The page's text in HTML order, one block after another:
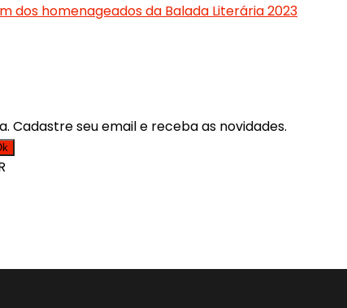
dos homenageados da Balada Literária 2023
Cadastre seu email e receba as novidades.